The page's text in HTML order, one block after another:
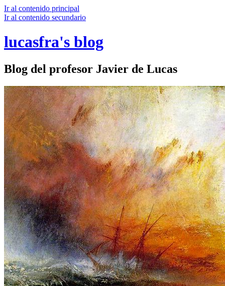
Ir al contenido principal
Ir al contenido secundario
lucasfra's blog
Blog del profesor Javier de Lucas